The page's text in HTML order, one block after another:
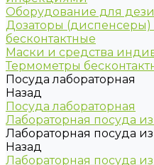
Оборудование для
Дозаторы (диспенсеры)
бесконтактные
Маски и средства
Термометры
Посуда лабораторная
Назад
Посуда лабораторная
Лабораторная посуда
Лабораторная посуда из
Назад
Лабораторная посуда из